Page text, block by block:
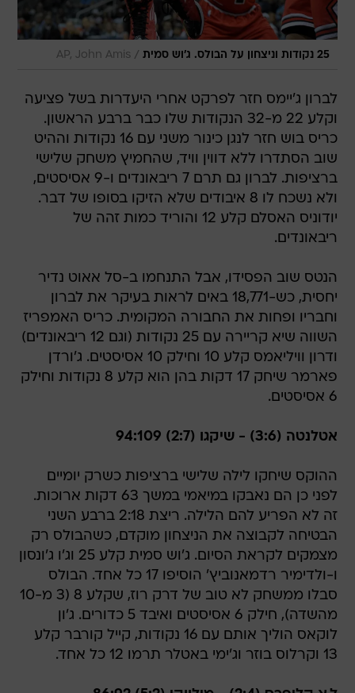
25 נקודות וניצחון על הבולס. ג'וש סמית /
AP, John Amis
לברון ג'יימס חזר לפרקט אחרי היעדרות בשל פציעה
וקלע 22 מ-32 הנקודות שלו כבר ברבע הראשון.
כריס בוש חזר לנגן כינור משני עם 16 נקודות וההיט
שוב הסתדרו ללא דווין וויד, שהחמיץ משחק שלישי
ברציפות. לברון גם תרם 7 ריבאונדים ו-9 אסיסטים,
ולא נשכח לו 8 איבודים שלא הזיקו בסופו של דבר.
יודוניס האסלם קלע 12 והוריד כמות זהה של
ריבאונדים.
הנטס שוב הפסידו, אבל התנחמו ב-סל אאוט נדיר
יחסית, כש-18,771 באים לראות בעיקר את לברון
וחבריו ופחות את החבורה המקומית. כריס האמפריז
השווה שיא קריירה עם 25 נקודות (וגם 12 ריבאונדים)
ודרון וויליאמס קלע 10 וחילק 10 אסיסטים. ג'ורדן
פארמר שיחק 17 דקות בהן הוא קלע 8 נקודות וחילק
6 אסיסטים.
אטלנטה (3:6) - שיקגו (2:7) 94:109
ההוקס שיחקו לילה שלישי ברציפות כשרק יומיים
לפני כן הם נאבקו במיאמי במשך 63 דקות ארוכות.
זה לא הפריע להם הלילה. ריצת 2:18 ברבע השני
הבטיחה לקבוצה את הניצחון מוקדם, כשהבולס רק
מצמקים לקראת הסיום. ג'וש סמית קלע 25 וג'ו ג'ונסון
ו-ולדימיר רדמאנוביץ' הוסיפו 17 כל אחד. הבולס
סבלו ממשחק לא טוב של דרק רוז, שקלע 8 (3 מ-10
מהשדה), חילק 6 אסיסטים ואיבד 5 כדורים. ג'ון
לוקאס הוליך אותם עם 16 נקודות, קייל קורבר קלע
13 וקרלוס בוזר וג'ימי באטלר תרמו 12 כל אחד.